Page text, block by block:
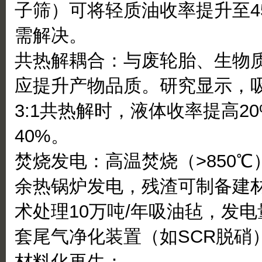
子筛）可将轻质油收率提升至
需解决。
共热解耦合：与废轮胎、生物
应提升产物品质。研究显示，
3:1共热解时，液体收率提高
40%。
焚烧发电：高温焚烧（>850℃
余热锅炉发电，残渣可制备建
术处理10万吨/年吸油毡，发
套尾气净化装置（如SCR脱硝